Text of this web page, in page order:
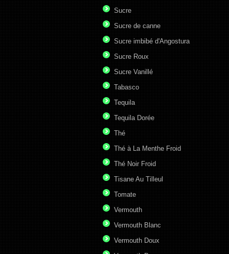
Sucre
Sucre de canne
Sucre imbibé d'Angostura
Sucre Roux
Sucre Vanillé
Tabasco
Tequila
Tequila Dorée
Thé
Thé à La Menthe Froid
Thé Noir Froid
Tisane Au Tilleul
Tomate
Vermouth
Vermouth Blanc
Vermouth Doux